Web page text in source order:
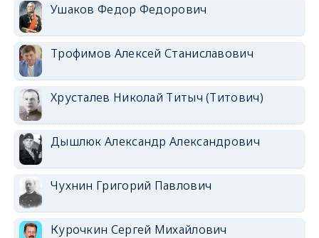
Ушаков Федор Федорович
Трофимов Алексей Станиславович
Хрусталев Николай Титыч (Титович)
Дышлюк Александр Александрович
Чухнин Григорий Павлович
Курочкин Сергей Михайлович